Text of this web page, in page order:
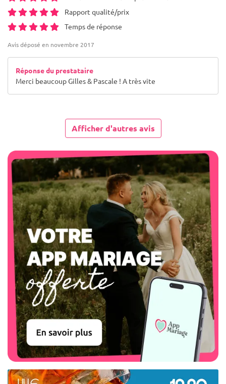
Rapport qualité/prix
Temps de réponse
Avis déposé en novembre 2017
Réponse du prestataire
Merci beaucoup Gilles & Pascale ! A très vite
Afficher d'autres avis